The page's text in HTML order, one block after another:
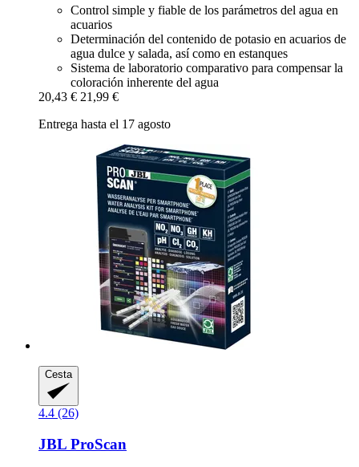
Control simple y fiable de los parámetros del agua en
acuarios
Determinación del contenido de potasio en acuarios de
agua dulce y salada, así como en estanques
Sistema de laboratorio comparativo para compensar la
coloración inherente del agua
20,43 € 21,99 €
Entrega hasta el 17 agosto
Cesta
4.4 (26)
JBL ProScan